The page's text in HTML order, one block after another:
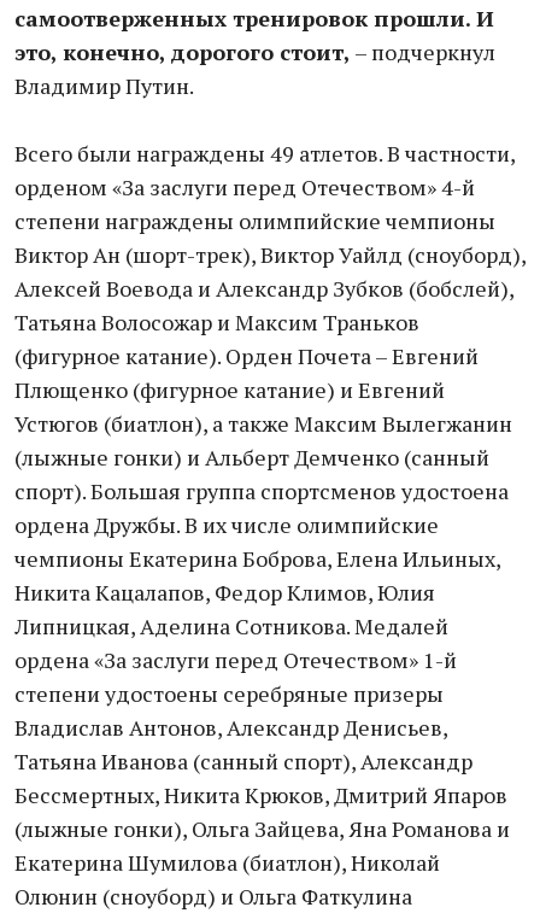
самоотверженных тренировок прошли. И
это, конечно, дорогого стоит, – подчеркнул
Владимир Путин.
Всего были награждены 49 атлетов. В частности,
орденом «За заслуги перед Отечеством» 4-й
степени награждены олимпийские чемпионы
Виктор Ан (шорт-трек), Виктор Уайлд (сноуборд),
Алексей Воевода и Александр Зубков (бобслей),
Татьяна Волосожар и Максим Траньков
(фигурное катание). Орден Почета – Евгений
Плющенко (фигурное катание) и Евгений
Устюгов (биатлон), а также Максим Вылегжанин
(лыжные гонки) и Альберт Демченко (санный
спорт). Большая группа спортсменов удостоена
ордена Дружбы. В их числе олимпийские
чемпионы Екатерина Боброва, Елена Ильиных,
Никита Кацалапов, Федор Климов, Юлия
Липницкая, Аделина Сотникова. Медалей
ордена «За заслуги перед Отечеством» 1-й
степени удостоены серебряные призеры
Владислав Антонов, Александр Денисьев,
Татьяна Иванова (санный спорт), Александр
Бессмертных, Никита Крюков, Дмитрий Япаров
(лыжные гонки), Ольга Зайцева, Яна Романова и
Екатерина Шумилова (биатлон), Николай
Олюнин (сноуборд) и Ольга Фаткулина